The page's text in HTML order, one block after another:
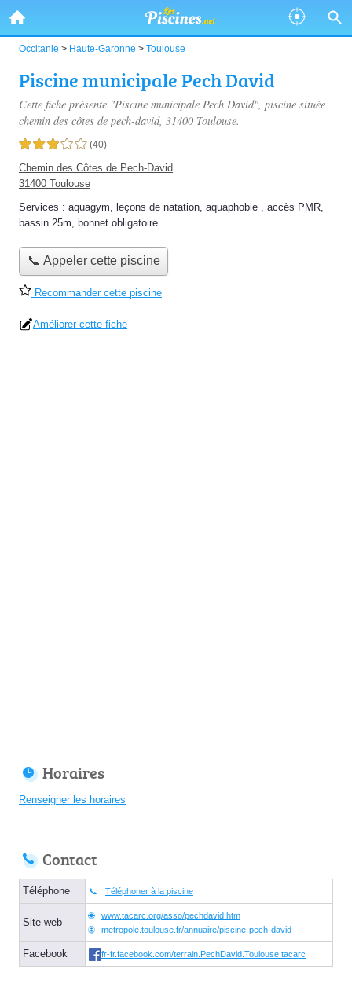
Occitanie > Haute-Garonne > Toulouse
Piscine municipale Pech David
Cette fiche présente "Piscine municipale Pech David", piscine située
chemin des côtes de pech-david, 31400 Toulouse.
3,0 étoiles sur 5 (40)
Chemin des Côtes de Pech-David
31400 Toulouse
Services : aquagym, leçons de natation, aquaphobie , accès PMR,
bassin 25m, bonnet obligatoire
📞 Appeler cette piscine
Recommander cette piscine
Améliorer cette fiche
Horaires
Renseigner les horaires
Contact
Téléphone Téléphoner à la piscine
Site web
www.tacarc.org/asso/pechdavid.htm
metropole.toulouse.fr/annuaire/piscine-pech-david
Facebook fr-fr.facebook.com/terrain.PechDavid.Toulouse.tacarc